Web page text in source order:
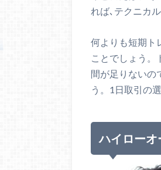
れば､テクニカ
何よりも短期ト
ことでしょう。
間が足りないの
う。1日取引の
ハイローオ